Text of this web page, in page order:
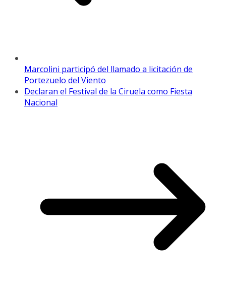
Marcolini participó del llamado a licitación de
Portezuelo del Viento
Declaran el Festival de la Ciruela como Fiesta
Nacional